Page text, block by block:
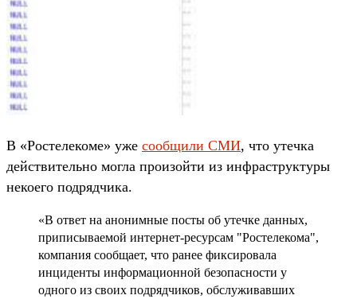
В «Ростелекоме» уже сообщили СМИ, что утечка
действительно могла произойти из инфраструктуры
некоего подрядчика.
«В ответ на анонимные посты об утечке данных,
приписываемой интернет-ресурсам "Ростелекома",
компания сообщает, что ранее фиксировала
инциденты информационной безопасности у
одного из своих подрядчиков, обслуживавших